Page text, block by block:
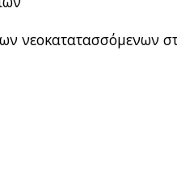
νεοκατατασσόμενων